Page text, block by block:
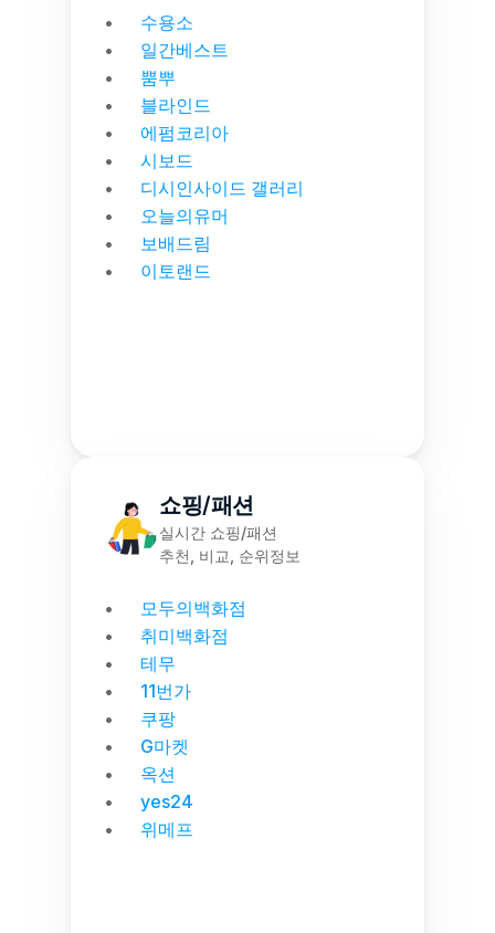
수용소
일간베스트
뿜뿌
블라인드
에펌코리아
시보드
디시인사이드 갤러리
오늘의유머
보배드림
이토랜드
쇼핑/패션
실시간 쇼핑/패션
추천, 비교, 순위정보
모두의백화점
취미백화점
테무
11번가
쿠팡
G마켓
옥션
yes24
위메프